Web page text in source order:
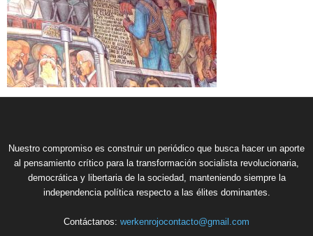
Nuestro compromiso es construir un periódico que busca hacer un aporte
al pensamiento crítico para la transformación socialista revolucionaria,
democrática y libertaria de la sociedad, manteniendo siempre la
independencia política respecto a las élites dominantes.
Contáctanos: werkenrojocontacto@gmail.com